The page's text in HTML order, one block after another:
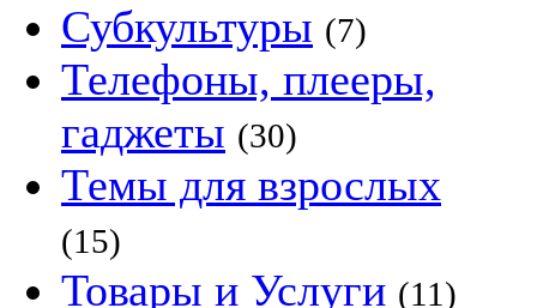
Субкультуры (7)
Телефоны, плееры,
гаджеты (30)
Темы для взрослых
(15)
Товары и Услуги (11)